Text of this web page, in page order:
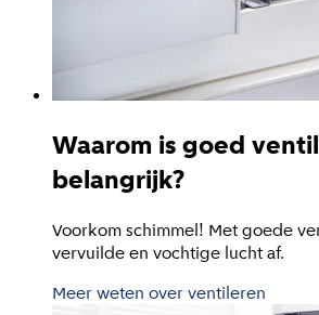
Waarom is goed
belangrijk?
Voorkom schimmel! Met goede
vervuilde en vochtige lucht af.
Meer weten over ventileren